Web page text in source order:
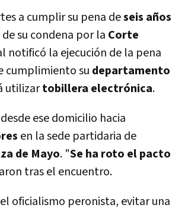
a cumplir su pena deseis años
su condena por la Corte
notificó la ejecución de la pena
cumplimiento su departamento
utilizartobillera electrónica.
ese domicilio hacia
en la sede partidaria de
de Mayo. "Se ha roto el pacto
tras el encuentro.
oficialismo peronista, evitar una